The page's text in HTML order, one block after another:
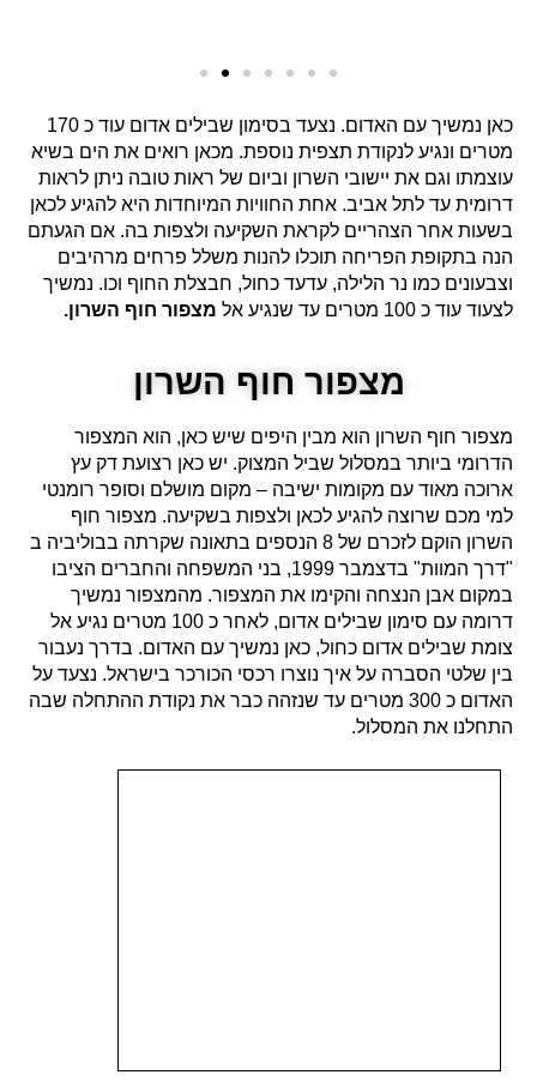
כאן נמשיך עם האדום. נצעד בסימון שבילים אדום עוד כ 170
מטרים ונגיע לנקודת תצפית נוספת. מכאן רואים את הים בשיא
עוצמתו וגם את יישובי השרון וביום של ראות טובה ניתן לראות
דרומית עד לתל אביב. אחת החוויות המיוחדות היא להגיע לכאן
בשעות אחר הצהריים לקראת השקיעה ולצפות בה. אם הגעתם
הנה בתקופת הפריחה תוכלו להנות משלל פרחים מרהיבים
וצבעונים כמו נר הלילה, עדעד כחול, חבצלת החוף וכו. נמשיך
לצעוד עוד כ 100 מטרים עד שנגיע אל
מצפור חוף השרון.
מצפור חוף השרון
מצפור חוף השרון הוא מבין היפים שיש כאן, הוא המצפור
הדרומי ביותר במסלול שביל המצוק. יש כאן רצועת דק עץ
ארוכה מאוד עם מקומות ישיבה – מקום מושלם וסופר רומנטי
למי מכם שרוצה להגיע לכאן ולצפות בשקיעה. מצפור חוף
השרון הוקם לזכרם של 8 הנספים בתאונה שקרתה בבוליביה ב
"דרך המוות" בדצמבר 1999, בני המשפחה והחברים הציבו
במקום אבן הנצחה והקימו את המצפור. מהמצפור נמשיך
דרומה עם סימון שבילים אדום, לאחר כ 100 מטרים נגיע אל
צומת שבילים אדום כחול, כאן נמשיך עם האדום. בדרך נעבור
בין שלטי הסברה על איך נוצרו רכסי הכורכר בישראל. נצעד על
האדום כ 300 מטרים עד שנזהה כבר את נקודת ההתחלה שבה
התחלנו את המסלול.